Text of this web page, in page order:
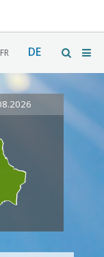
FR DE